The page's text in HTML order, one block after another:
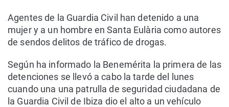
Agentes de la Guardia Civil han detenido a una
mujer y a un hombre en Santa Eulària como autores
de sendos delitos de tráfico de drogas.
Según ha informado la Benemérita la primera de las
detenciones se llevó a cabo la tarde del lunes
cuando una una patrulla de seguridad ciudadana de
la Guardia Civil de Ibiza dio el alto a un vehículo